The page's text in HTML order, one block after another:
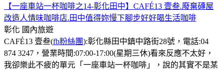
【一座車站一杯咖啡之14-彰化田中】CAFÉ13 壹叁.廢棄磚屋
改造人情味咖啡店.田中值得妳慢下腳步好好喝生活咖啡
彰化 國內旅遊
CAFÉ13 壹叁(fb粉絲團):彰化縣田中鎮中路街28號，電話:04
874 3247，營業時間:07:00-17:00(星期三休)看來反應不太好，
我卻樂此不疲的單元「一座車站一杯咖啡」，說的其實不是某